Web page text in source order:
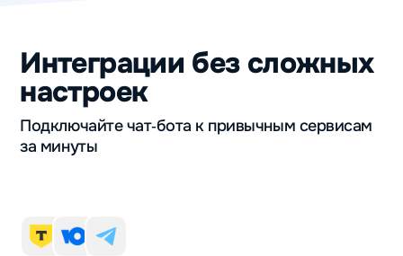
Интеграции без сложных
настроек
Подключайте чат‑бота к привычным сервисам
за минуты